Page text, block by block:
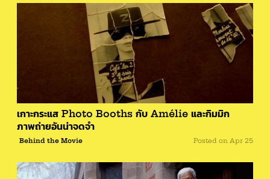
เกาะกระแส Photo Booths กับ Amélie และกิมมิก
ภาพถ่ายอันน่าจดจำ
Behind the Movie Posted on Apr 25